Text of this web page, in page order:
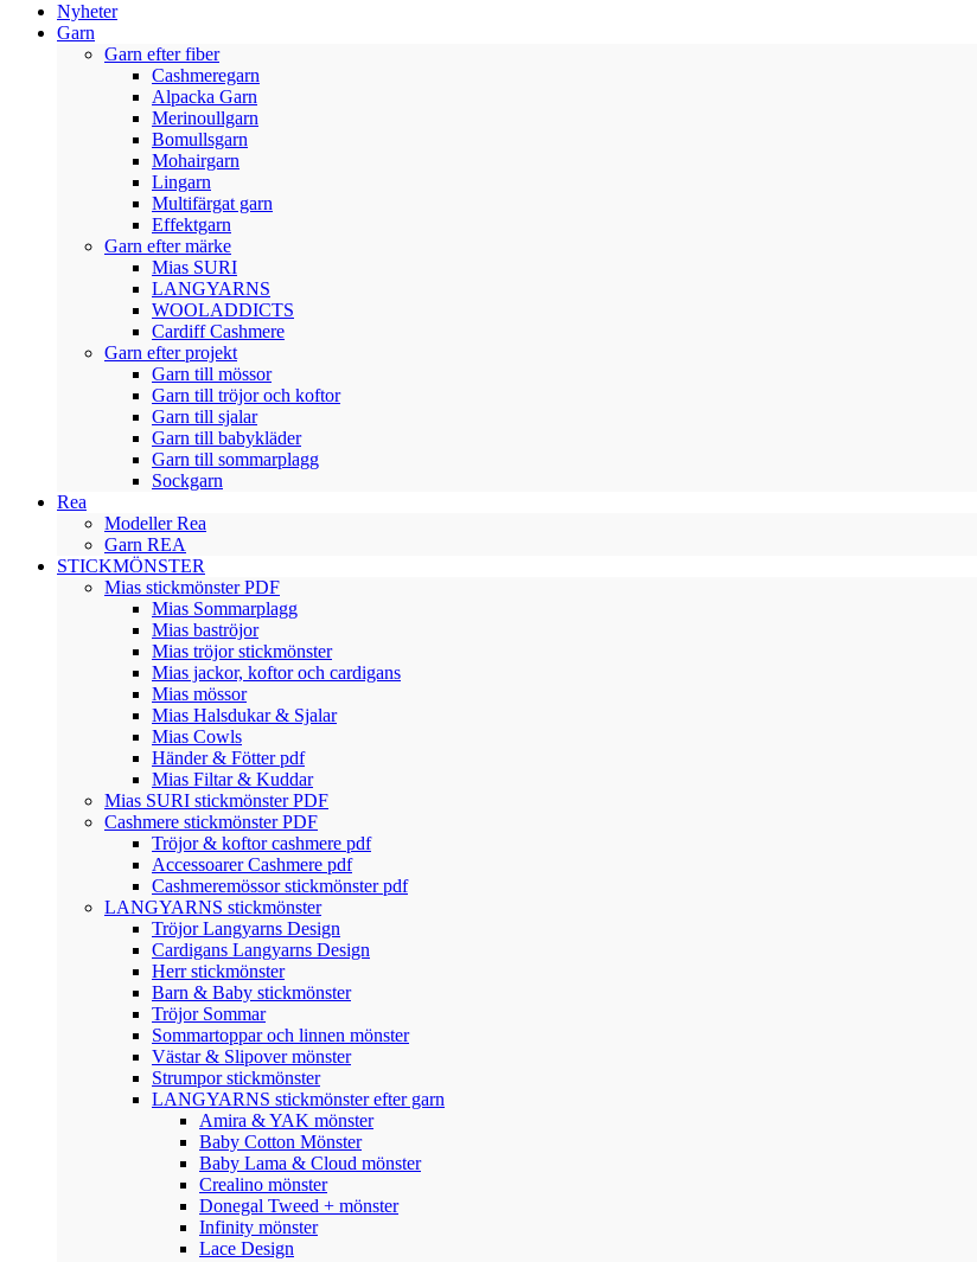
Nyheter
Garn
Garn efter fiber
Cashmeregarn
Alpacka Garn
Merinoullgarn
Bomullsgarn
Mohairgarn
Lingarn
Multifärgat garn
Effektgarn
Garn efter märke
Mias SURI
LANGYARNS
WOOLADDICTS
Cardiff Cashmere
Garn efter projekt
Garn till mössor
Garn till tröjor och koftor
Garn till sjalar
Garn till babykläder
Garn till sommarplagg
Sockgarn
Rea
Modeller Rea
Garn REA
STICKMÖNSTER
Mias stickmönster PDF
Mias Sommarplagg
Mias baströjor
Mias tröjor stickmönster
Mias jackor, koftor och cardigans
Mias mössor
Mias Halsdukar & Sjalar
Mias Cowls
Händer & Fötter pdf
Mias Filtar & Kuddar
Mias SURI stickmönster PDF
Cashmere stickmönster PDF
Tröjor & koftor cashmere pdf
Accessoarer Cashmere pdf
Cashmeremössor stickmönster pdf
LANGYARNS stickmönster
Tröjor Langyarns Design
Cardigans Langyarns Design
Herr stickmönster
Barn & Baby stickmönster
Tröjor Sommar
Sommartoppar och linnen mönster
Västar & Slipover mönster
Strumpor stickmönster
LANGYARNS stickmönster efter garn
Amira & YAK mönster
Baby Cotton Mönster
Baby Lama & Cloud mönster
Crealino mönster
Donegal Tweed + mönster
Infinity mönster
Lace Design